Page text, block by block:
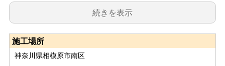
続きを表示
施工場所
神奈川県相模原市南区